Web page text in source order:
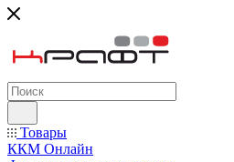
Товары
ККМ Онлайн